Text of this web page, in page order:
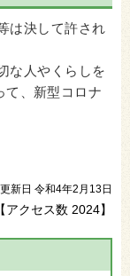
は決して許され
な人やくらしを
て、新型コロナ
更新日 令和4年2月13日
【アクセス数 2024】